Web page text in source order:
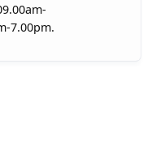
7.00pm.